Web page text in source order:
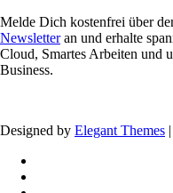
Melde Dich kostenfrei über
Newsletteran und erhalte
Cloud, Smartes Arbeiten und
Business.
Designed by Elegant Themes